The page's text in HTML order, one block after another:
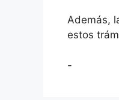
Además,
estos
-